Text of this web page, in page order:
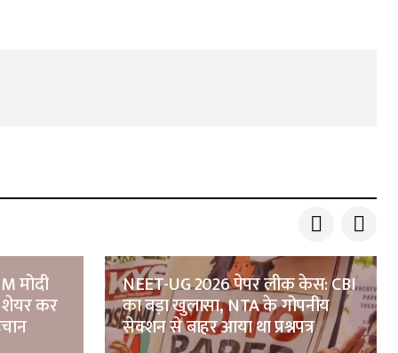
मोदी
शेयर कर
NEET-UG 2026 पेपर लीक केस: CBI
का बड़ा खुलासा, NTA के गोपनीय
सेक्शन से बाहर आया था प्रश्नपत्र